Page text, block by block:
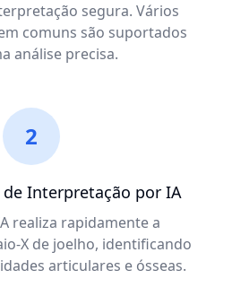
segura. Vários
comuns são suportados
análise precisa.
2
Interpretação por IA
realiza rapidamente a
X de joelho, identificando
articulares e ósseas.